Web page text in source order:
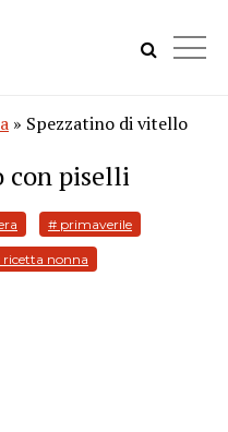
» Spezzatino di vitello
con piselli
# primaverile
ricetta nonna